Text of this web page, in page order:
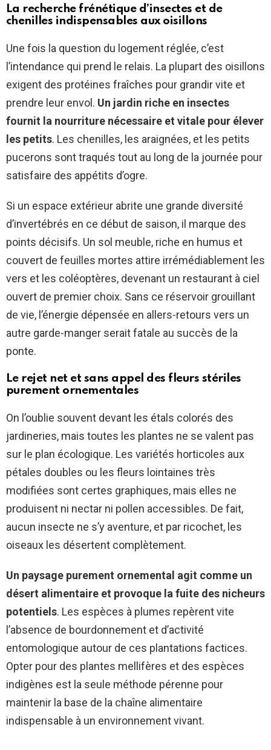
La recherche frénétique d’insectes et de
chenilles indispensables aux oisillons
Une fois la question du logement réglée, c’est
l’intendance qui prend le relais. La plupart des oisillons
exigent des protéines fraîches pour grandir vite et
prendre leur envol. Un jardin riche en insectes
fournit la nourriture nécessaire et vitale pour élever
les petits. Les chenilles, les araignées, et les petits
pucerons sont traqués tout au long de la journée pour
satisfaire des appétits d’ogre.
Si un espace extérieur abrite une grande diversité
d’invertébrés en ce début de saison, il marque des
points décisifs. Un sol meuble, riche en humus et
couvert de feuilles mortes attire irrémédiablement les
vers et les coléoptères, devenant un restaurant à ciel
ouvert de premier choix. Sans ce réservoir grouillant
de vie, l’énergie dépensée en allers-retours vers un
autre garde-manger serait fatale au succès de la
ponte.
Le rejet net et sans appel des fleurs stériles
purement ornementales
On l’oublie souvent devant les étals colorés des
jardineries, mais toutes les plantes ne se valent pas
sur le plan écologique. Les variétés horticoles aux
pétales doubles ou les fleurs lointaines très
modifiées sont certes graphiques, mais elles ne
produisent ni nectar ni pollen accessibles. De fait,
aucun insecte ne s’y aventure, et par ricochet, les
oiseaux les désertent complètement.
Un paysage purement ornemental agit comme un
désert alimentaire et provoque la fuite des nicheurs
potentiels. Les espèces à plumes repèrent vite
l’absence de bourdonnement et d’activité
entomologique autour de ces plantations factices.
Opter pour des plantes mellifères et des espèces
indigènes est la seule méthode pérenne pour
maintenir la base de la chaîne alimentaire
indispensable à un environnement vivant.